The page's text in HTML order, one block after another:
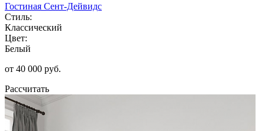
Гостиная Сент-Дейвидс
Стиль:
Классический
Цвет:
Белый
от 40 000 руб.
Рассчитать